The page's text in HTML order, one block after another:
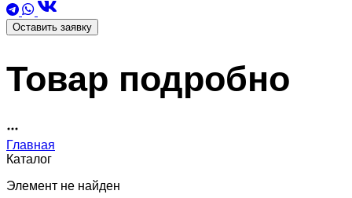
Оставить заявку
Товар подробно
Главная
Каталог
Элемент не найден